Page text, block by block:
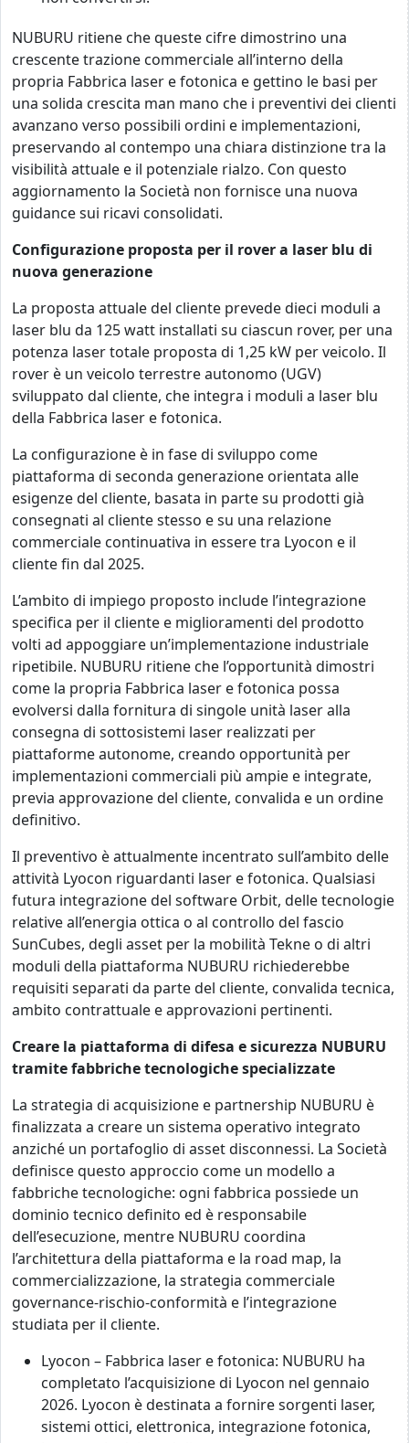
NUBURU ritiene che queste cifre dimostrino una
crescente trazione commerciale all’interno della
propria Fabbrica laser e fotonica e gettino le basi per
una solida crescita man mano che i preventivi dei clienti
avanzano verso possibili ordini e implementazioni,
preservando al contempo una chiara distinzione tra la
visibilità attuale e il potenziale rialzo. Con questo
aggiornamento la Società non fornisce una nuova
guidance sui ricavi consolidati.
Configurazione proposta per il rover a laser blu di
nuova generazione
La proposta attuale del cliente prevede dieci moduli a
laser blu da 125 watt installati su ciascun rover, per una
potenza laser totale proposta di 1,25 kW per veicolo. Il
rover è un veicolo terrestre autonomo (UGV)
sviluppato dal cliente, che integra i moduli a laser blu
della Fabbrica laser e fotonica.
La configurazione è in fase di sviluppo come
piattaforma di seconda generazione orientata alle
esigenze del cliente, basata in parte su prodotti già
consegnati al cliente stesso e su una relazione
commerciale continuativa in essere tra Lyocon e il
cliente fin dal 2025.
L’ambito di impiego proposto include l’integrazione
specifica per il cliente e miglioramenti del prodotto
volti ad appoggiare un’implementazione industriale
ripetibile. NUBURU ritiene che l’opportunità dimostri
come la propria Fabbrica laser e fotonica possa
evolversi dalla fornitura di singole unità laser alla
consegna di sottosistemi laser realizzati per
piattaforme autonome, creando opportunità per
implementazioni commerciali più ampie e integrate,
previa approvazione del cliente, convalida e un ordine
definitivo.
Il preventivo è attualmente incentrato sull’ambito delle
attività Lyocon riguardanti laser e fotonica. Qualsiasi
futura integrazione del software Orbit, delle tecnologie
relative all’energia ottica o al controllo del fascio
SunCubes, degli asset per la mobilità Tekne o di altri
moduli della piattaforma NUBURU richiederebbe
requisiti separati da parte del cliente, convalida tecnica,
ambito contrattuale e approvazioni pertinenti.
Creare la piattaforma di difesa e sicurezza NUBURU
tramite fabbriche tecnologiche specializzate
La strategia di acquisizione e partnership NUBURU è
finalizzata a creare un sistema operativo integrato
anziché un portafoglio di asset disconnessi. La Società
definisce questo approccio come un modello a
fabbriche tecnologiche: ogni fabbrica possiede un
dominio tecnico definito ed è responsabile
dell’esecuzione, mentre NUBURU coordina
l’architettura della piattaforma e la road map, la
commercializzazione, la strategia commerciale
governance-rischio-conformità e l’integrazione
studiata per il cliente.
Lyocon – Fabbrica laser e fotonica: NUBURU ha
completato l’acquisizione di Lyocon nel gennaio
2026. Lyocon è destinata a fornire sorgenti laser,
sistemi ottici, elettronica, integrazione fotonica,